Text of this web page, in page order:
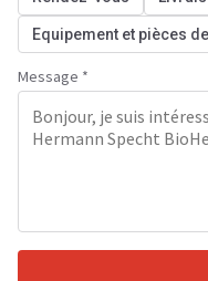
Equipement et pièces
Message *